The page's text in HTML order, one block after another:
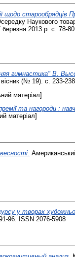
щодо старообрядців
Наукового
березня 2013 р. с. 78-
гимнастика" В.
(№ 19). с. 233-238.
матеріал]
та нагороди :
матеріал]
у творах
96. ISSN 2076-5908